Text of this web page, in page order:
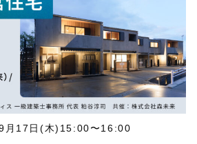
月17日(木) 15:00〜16:00